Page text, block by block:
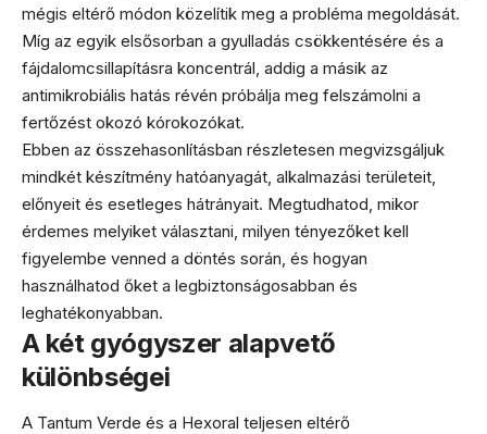
mégis eltérő módon közelítik meg a probléma megoldását.
Míg az egyik elsősorban a gyulladás csökkentésére és a
fájdalomcsillapításra koncentrál, addig a másik az
antimikrobiális hatás révén próbálja meg felszámolni a
fertőzést okozó kórokozókat.
Ebben az összehasonlításban részletesen megvizsgáljuk
mindkét készítmény hatóanyagát, alkalmazási területeit,
előnyeit és esetleges hátrányait. Megtudhatod, mikor
érdemes melyiket választani, milyen tényezőket kell
figyelembe venned a döntés során, és hogyan
használhatod őket a legbiztonságosabban és
leghatékonyabban.
A két gyógyszer alapvető
különbségei
A Tantum Verde és a Hexoral teljesen eltérő